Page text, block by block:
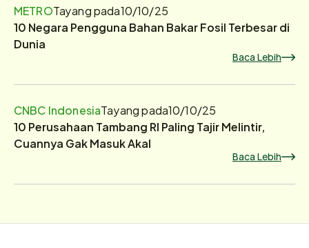
METROTayang pada10/10/25
10 Negara Pengguna Bahan Bakar Fosil Terbesar di
Dunia
Baca Lebih
CNBC IndonesiaTayang pada10/10/25
10 Perusahaan Tambang RI Paling Tajir Melintir,
Cuannya Gak Masuk Akal
Baca Lebih